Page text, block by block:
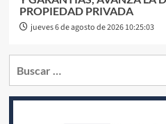
PROPIEDAD PRIVADA
jueves 6 de agosto de 2026 10:25:03